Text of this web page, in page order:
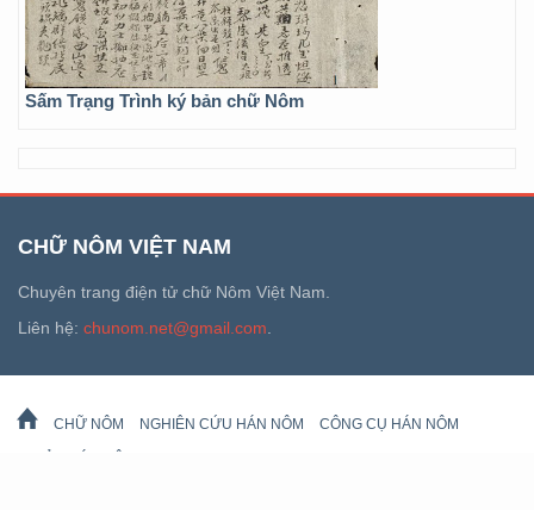
Sấm Trạng Trình ký bản chữ Nôm
CHỮ NÔM VIỆT NAM
Chuyên trang điện tử chữ Nôm Việt Nam.
Liên hệ: chunom.net@gmail.com
CHỮ NÔM NGHIÊN CỨU HÁN NÔM CÔNG CỤ HÁN NÔM